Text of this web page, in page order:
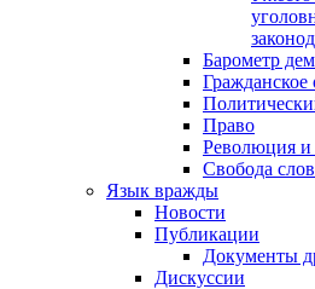
Барометр
Гражданское
Право
Революция и
Свобода
Язык вражды
Новости
Публикации
Документы
Дискуссии